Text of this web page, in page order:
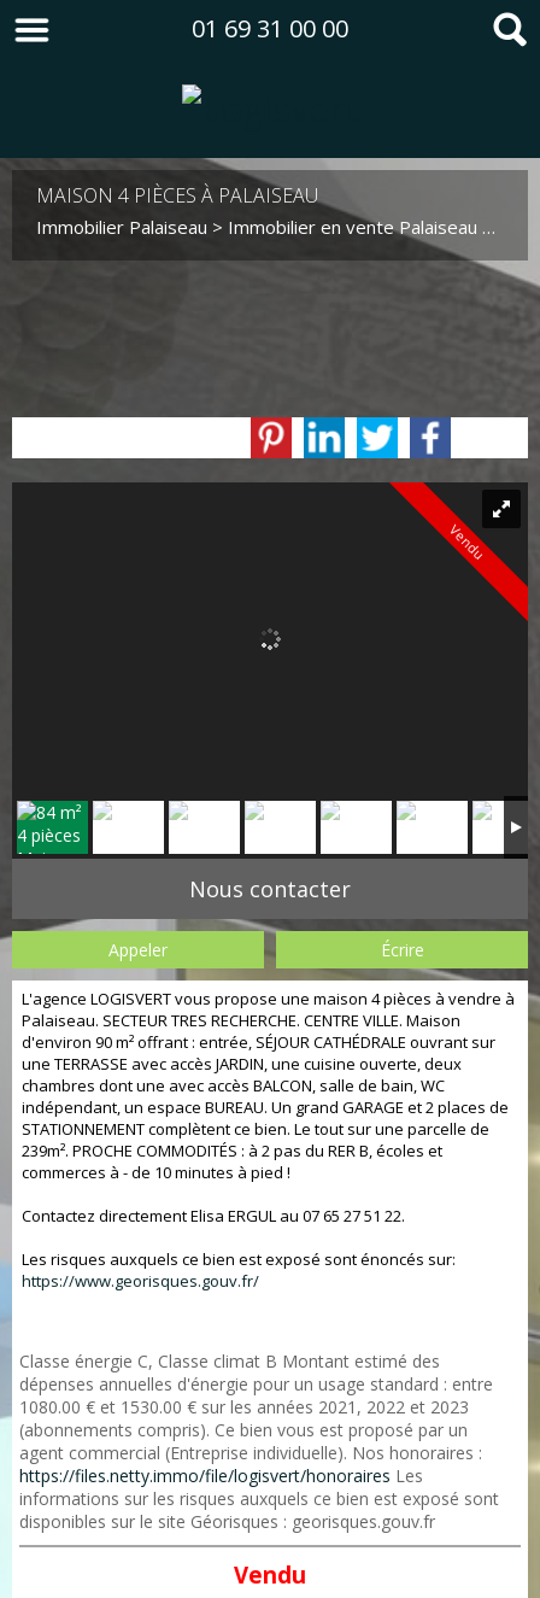
01 69 31 00 00
MAISON 4 PIÈCES À PALAISEAU
Immobilier Palaiseau > Immobilier en vente Palaiseau >
Vendu
Nous contacter
Appeler Écrire
L'agence LOGISVERT vous propose une maison 4 pièces à vendre à
Palaiseau. SECTEUR TRES RECHERCHE. CENTRE VILLE. Maison
d'environ 90 m² offrant : entrée, SÉJOUR CATHÉDRALE ouvrant sur
une TERRASSE avec accès JARDIN, une cuisine ouverte, deux
chambres dont une avec accès BALCON, salle de bain, WC
indépendant, un espace BUREAU. Un grand GARAGE et 2 places de
STATIONNEMENT complètent ce bien. Le tout sur une parcelle de
239m². PROCHE COMMODITÉS : à 2 pas du RER B, écoles et
commerces à - de 10 minutes à pied !
Contactez directement Elisa ERGUL au 07 65 27 51 22.
Les risques auxquels ce bien est exposé sont énoncés sur:
https://www.georisques.gouv.fr/
Classe énergie C, Classe climat B Montant estimé des
dépenses annuelles d'énergie pour un usage standard : entre
1080.00 € et 1530.00 € sur les années 2021, 2022 et 2023
(abonnements compris). Ce bien vous est proposé par un
agent commercial (Entreprise individuelle). Nos honoraires :
https://files.netty.immo/file/logisvert/honoraires Les
informations sur les risques auxquels ce bien est exposé sont
disponibles sur le site Géorisques : georisques.gouv.fr
Vendu